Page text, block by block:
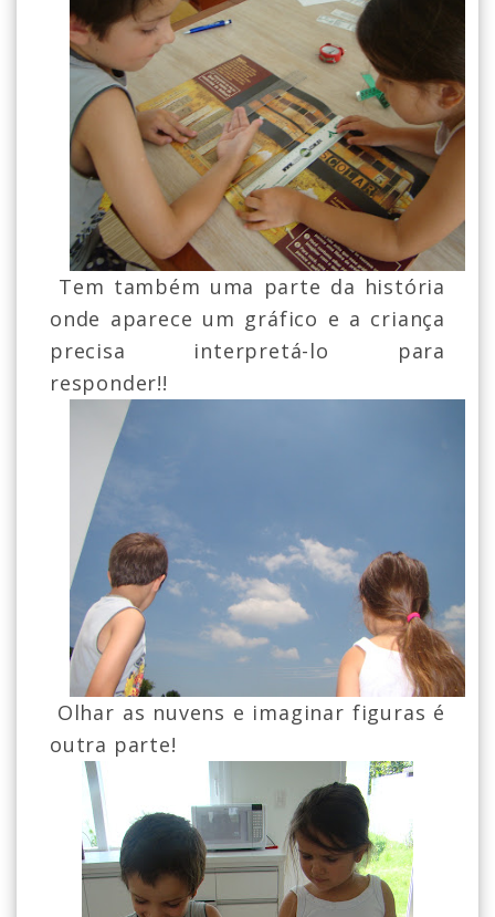
Tem também uma parte da história
onde aparece um gráfico e a criança
precisa interpretá-lo para
responder!!
Olhar as nuvens e imaginar figuras é
outra parte!